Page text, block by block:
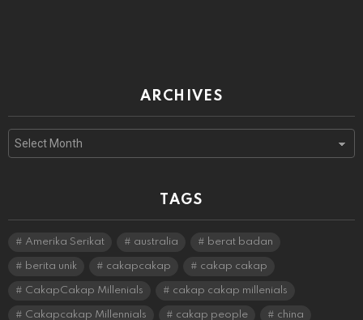
ARCHIVES
TAGS
Amerika Serikat australia berat badan
berita unik cakapcakap cakap cakap
CakapCakap Millenials cakap cakap millenials
Cakapcakap Millennials cakap people china